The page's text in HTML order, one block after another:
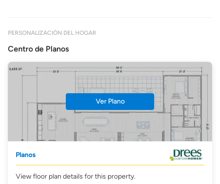
PERSONALIZACIÓN DEL HOGAR
Centro de Planos
Ver Plano
Planos
View floor plan details for this property.